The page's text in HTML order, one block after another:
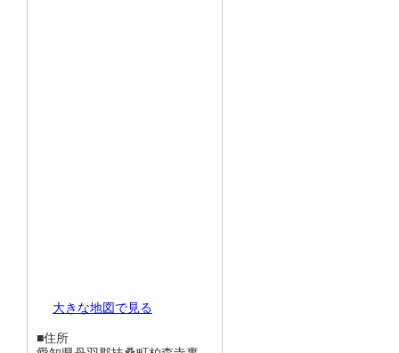
大きな地図で見る
■住所